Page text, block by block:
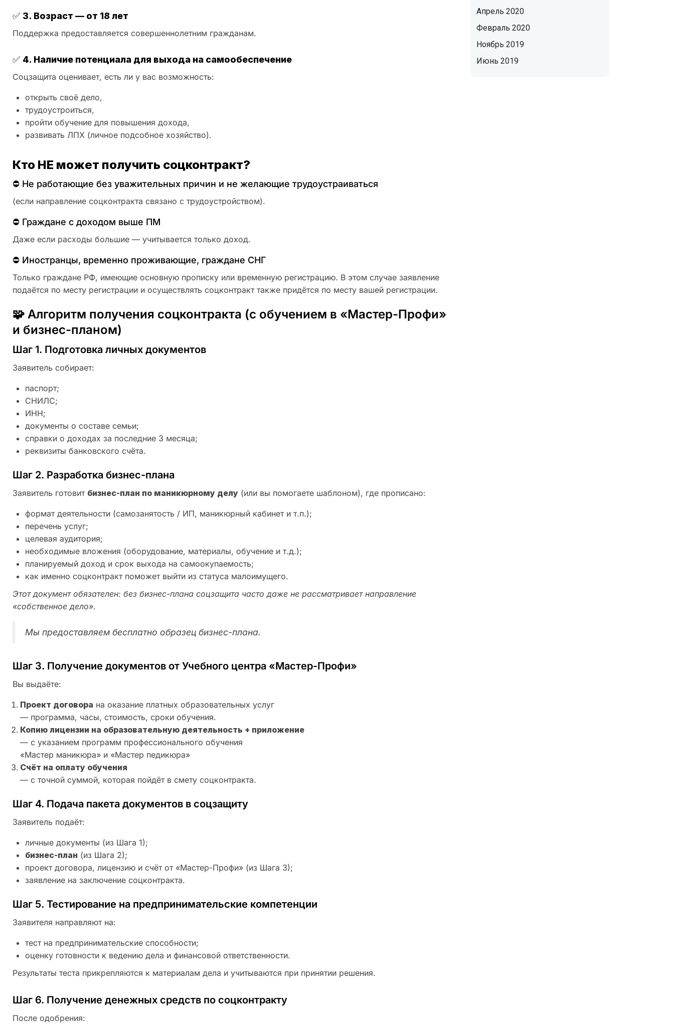
✅ 3. Возраст — от 18 лет
Поддержка предоставляется совершеннолетним гражданам.
✅ 4. Наличие потенциала для выхода на самообеспечение
Соцзащита оценивает, есть ли у вас возможность:
открыть своё дело,
трудоустроиться,
пройти обучение для повышения дохода,
развивать ЛПХ (личное подсобное хозяйство).
Кто НЕ может получить соцконтракт?
⛔ Не работающие без уважительных причин и не желающие трудоустраиваться
(если направление соцконтракта связано с трудоустройством).
⛔ Граждане с доходом выше ПМ
Даже если расходы большие — учитывается только доход.
⛔ Иностранцы, временно проживающие, граждане СНГ
Только граждане РФ, имеющие основную прописку или временную регистрацию. В этом случае заявление
подаётся по месту регистрации и осуществлять соцконтракт также придётся по месту вашей регистрации.
🧩 Алгоритм получения соцконтракта (с обучением в «Мастер-Профи»
и бизнес-планом)
Шаг 1. Подготовка личных документов
Заявитель собирает:
паспорт;
СНИЛС;
ИНН;
документы о составе семьи;
справки о доходах за последние 3 месяца;
реквизиты банковского счёта.
Шаг 2. Разработка бизнес-плана
Заявитель готовит бизнес-план по маникюрному делу (или вы помогаете шаблоном), где прописано:
формат деятельности (самозанятость / ИП, маникюрный кабинет и т.п.);
перечень услуг;
целевая аудитория;
необходимые вложения (оборудование, материалы, обучение и т.д.);
планируемый доход и срок выхода на самоокупаемость;
как именно соцконтракт поможет выйти из статуса малоимущего.
Этот документ обязателен: без бизнес-плана соцзащита часто даже не рассматривает направление
«собственное дело».
Мы предоставляем бесплатно образец бизнес-плана.
Шаг 3. Получение документов от Учебного центра «Мастер-Профи»
Вы выдаёте:
Проект договора на оказание платных образовательных услуг
— программа, часы, стоимость, сроки обучения.
Копию лицензии на образовательную деятельность + приложение
— с указанием программ профессионального обучения
«Мастер маникюра» и «Мастер педикюра»
Счёт на оплату обучения
— с точной суммой, которая пойдёт в смету соцконтракта.
Шаг 4. Подача пакета документов в соцзащиту
Заявитель подаёт:
личные документы (из Шага 1);
бизнес-план (из Шага 2);
проект договора, лицензию и счёт от «Мастер-Профи» (из Шага 3);
заявление на заключение соцконтракта.
Шаг 5. Тестирование на предпринимательские компетенции
Заявителя направляют на:
тест на предпринимательские способности;
оценку готовности к ведению дела и финансовой ответственности.
Результаты теста прикрепляются к материалам дела и учитываются при принятии решения.
Шаг 6. Получение денежных средств по соцконтракту
После одобрения:
Апрель 2020
Февраль 2020
Ноябрь 2019
Июнь 2019